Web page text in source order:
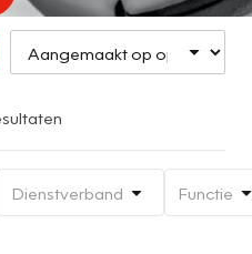
Dienstverband Functie